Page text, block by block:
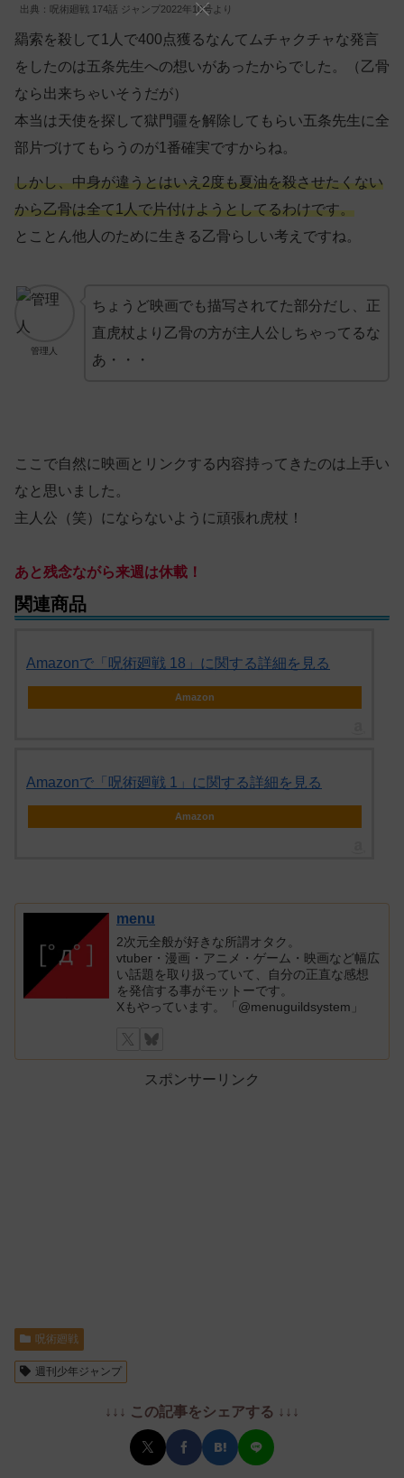
出典：呪術廻戦 174話 ジャンプ2022年10号より
羂索を殺して1人で400点獲るなんてムチャクチャな発言
をしたのは五条先生への想いがあったからでした。（乙骨
なら出来ちゃいそうだが）
本当は天使を探して獄門疆を解除してもらい五条先生に全
部片づけてもらうのが1番確実ですからね。
しかし、中身が違うとはいえ2度も夏油を殺させたくない
から乙骨は全て1人で片付けようとしてるわけです。
とことん他人のために生きる乙骨らしい考えですね。
管理人
ちょうど映画でも描写されてた部分だし、正
直虎杖より乙骨の方が主人公しちゃってるな
あ・・・
ここで自然に映画とリンクする内容持ってきたのは上手い
なと思いました。
主人公（笑）にならないように頑張れ虎杖！
あと残念ながら来週は休載！
関連商品
Amazonで「呪術廻戦 18」に関する詳細を見る
Amazon
Amazonで「呪術廻戦 1」に関する詳細を見る
Amazon
menu
2次元全般が好きな所謂オタク。
vtuber・漫画・アニメ・ゲーム・映画など幅広
い話題を取り扱っていて、自分の正直な感想
を発信する事がモットーです。
Xもやっています。「@menuguildsystem」
スポンサーリンク
呪術廻戦
週刊少年ジャンプ
↓↓↓ この記事をシェアする ↓↓↓